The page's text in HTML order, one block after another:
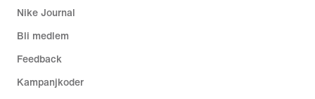
Nike Journal
Bli medlem
Feedback
Kampanjkoder